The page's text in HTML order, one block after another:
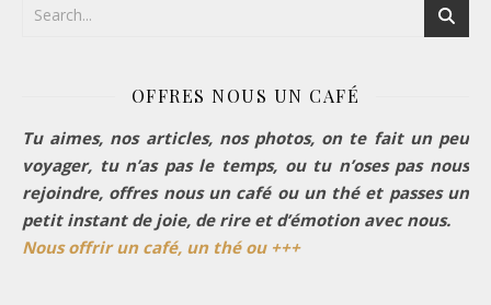
OFFRES NOUS UN CAFÉ
Tu aimes, nos articles, nos photos, on te fait un peu
voyager, tu n’as pas le temps, ou tu n’oses pas nous
rejoindre, offres nous un café ou un thé et passes un
petit instant de joie, de rire et d’émotion avec nous.
Nous offrir un café, un thé ou +++